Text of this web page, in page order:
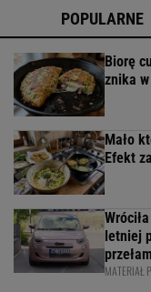
POPULARNE
Biorę
znika
Mało
Efekt
letniej
MATERIAŁ